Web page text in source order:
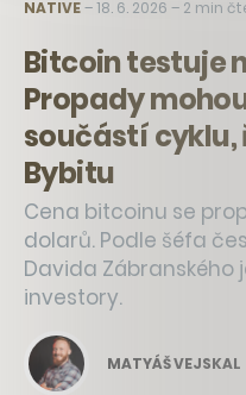
NATIVE–18. 6. 2026 – 2 min
Bitcoin testuje
Propady
součástí cyklu,
Bybitu
Cena bitcoinu se
dolarů. Podle šéfa
Davida Zábranského
investory.
MATYÁŠ VEJSKAL